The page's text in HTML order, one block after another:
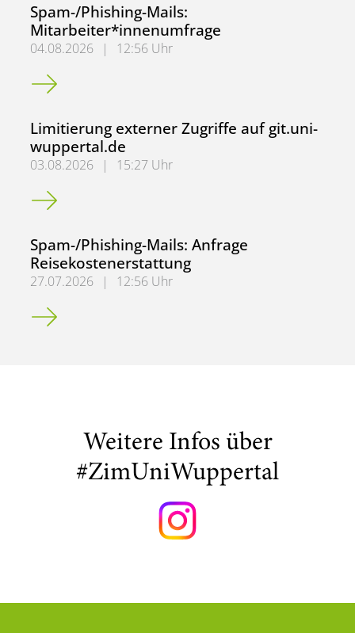
Spam-/Phishing-Mails:
Mitarbeiter*innenumfrage
04.08.2026 |
12:56 Uhr
Spam-/Phishing-Mails: Mitarbeiter*innenumfrage
Limitierung externer Zugriffe auf git.uni-
wuppertal.de
03.08.2026 |
15:27 Uhr
Limitierung externer Zugriffe auf git.uni-wuppertal.de
Spam-/Phishing-Mails: Anfrage
Reisekostenerstattung
27.07.2026 |
12:56 Uhr
Spam-/Phishing-Mails: Anfrage Reisekostenerstattung
Weitere Infos über
#ZimUniWuppertal